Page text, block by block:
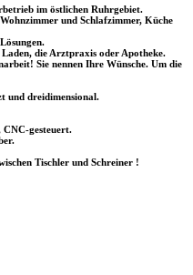
im östlichen Ruhrgebiet.
und Schlafzimmer, Küche
die Arztpraxis oder Apotheke.
Sie nennen Ihre Wünsche. Um die
und dreidimensional.
CNC-gesteuert.
Tischler und Schreiner !